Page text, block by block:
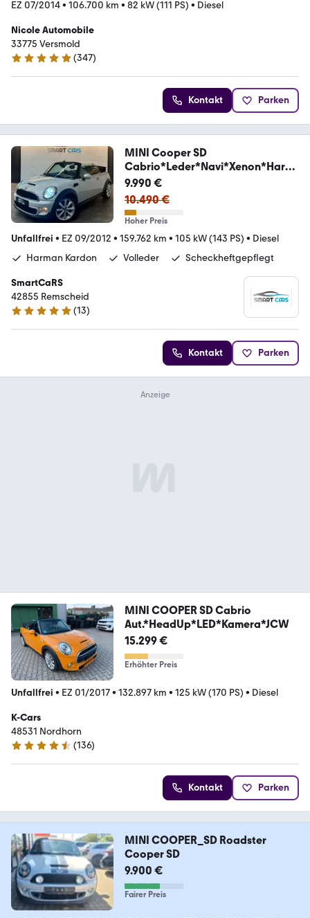
EZ 07/2014• 106.700 km • 82 kW (111 PS) • Diesel
Nicole Automobile
33775 Versmold
4.9 Sterne
(347)
Kontakt Parken
MINI Cooper SD
Cabrio*Leder*Navi*Xenon*Harm
an*2.Hd.*
9.990 €
10.490 €
Hoher Preis
Unfallfrei • EZ 09/2012 • 159.762 km • 105 kW (143 PS) • Diesel
Harman Kardon
Volleder Scheckheftgepflegt
SmartCaRS
42855 Remscheid
4.9 Sterne
(13)
Kontakt Parken
MINI COOPER SD Cabrio
Aut.*HeadUp*LED*Kamera*JCW
15.299 €
Erhöhter Preis
Unfallfrei • EZ 01/2017• 132.897 km • 125 kW (170 PS) • Diesel
K-Cars
48531 Nordhorn
4.4 Sterne
(136)
Kontakt Parken
MINI COOPER_SD Roadster
Cooper SD
9.900 €
Fairer Preis